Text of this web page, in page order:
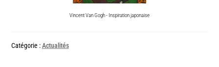
Vincent Van Gogh - Inspiration japonaise
Catégorie :Actualités